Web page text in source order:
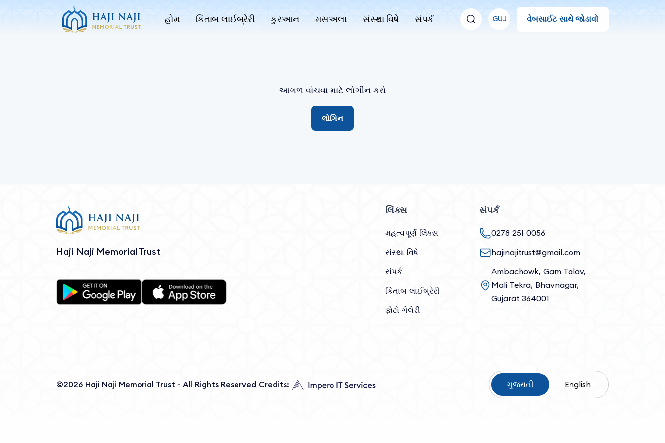
હોમ કિતાબ લાઈબ્રેરી કુરઆન મસઅલા સંસ્થા વિષે સંપર્ક GUJ વેબસાઈટ સાથે જોડાવો
આગળ વાંચવા માટે લોગીન કરો
લોગિન
Haji Naji Memorial Trust
લિંક્સ
મહત્વપૂર્ણ લિંક્સ
સંસ્થા વિષે
સંપર્ક
કિતાબ લાઈબ્રેરી
ફોટો ગેલેરી
સંપર્ક
0278 251 0056
hajinajitrust@gmail.com
Ambachowk, Gam Talav,
Mali Tekra, Bhavnagar,
Gujarat 364001
©2026 Haji Naji Memorial Trust - All Rights Reserved Credits: ગુજરાતી English